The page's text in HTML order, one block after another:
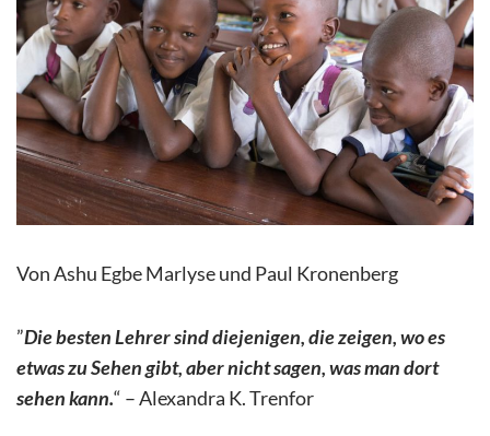
Von Ashu Egbe Marlyse und Paul Kronenberg
”Die besten Lehrer sind diejenigen, die zeigen, wo es
etwas zu Sehen gibt, aber nicht sagen, was man dort
sehen kann.“ – Alexandra K. Trenfor